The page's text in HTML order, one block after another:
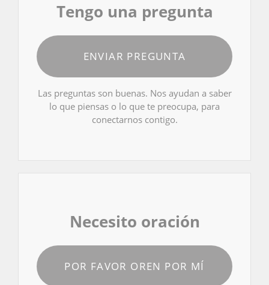
Tengo una pregunta
ENVIAR PREGUNTA
Las preguntas son buenas. Nos ayudan a saber
lo que piensas o lo que te preocupa, para
conectarnos contigo.
Necesito oración
POR FAVOR OREN POR MÍ